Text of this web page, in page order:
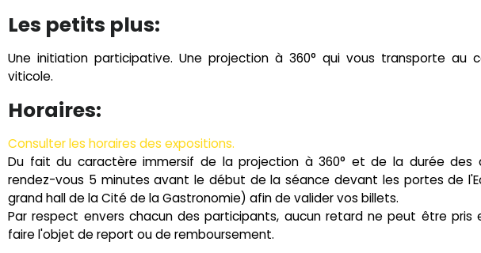
Les petits plus:
Une initiation participative. Une projection à 360° qui vous transporte au
viticole.
Horaires:
Consulter les horaires des expositions.
Du fait du caractère immersif de la projection à 360° et de la durée des
rendez-vous 5 minutes avant le début de la séance devant les portes de
grand hall de la Cité de la Gastronomie) afin de valider vos billets.
Par respect envers chacun des participants, aucun retard ne peut être
faire l'objet de report ou de remboursement.